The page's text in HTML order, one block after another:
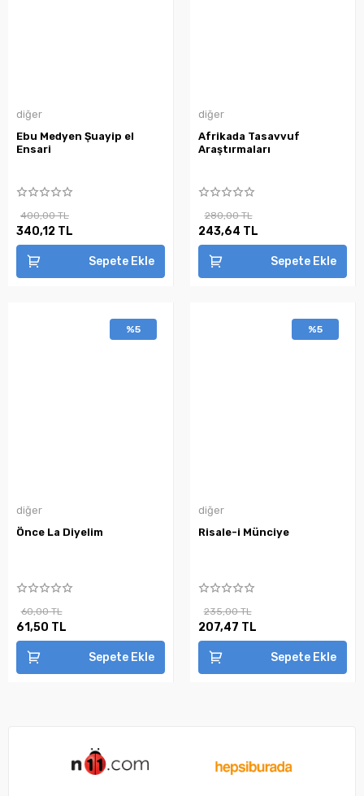
diğer
Ebu Medyen Şuayip el
Ensari
400,00 TL
340,12 TL
Sepete Ekle
diğer
Afrikada Tasavvuf
Araştırmaları
280,00 TL
243,64 TL
Sepete Ekle
%5
diğer
Önce La Diyelim
60,00 TL
61,50 TL
Sepete Ekle
%5
diğer
Risale-i Münciye
235,00 TL
207,47 TL
Sepete Ekle